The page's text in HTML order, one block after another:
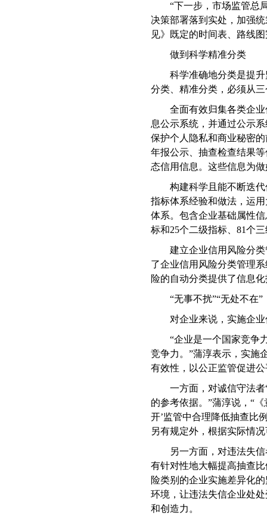
“下一步，市场监管总
决策部署落到实处，加强
见》既定的时间表、路线
做到科学精准分类
科学准确地分类是提
分类、精准分类，必须从
全面有效归集各类企
息公示系统，并通过公示
保护个人隐私和商业秘密
年报公示、抽查检查结果
态信用信息。这些信息为
构建科学且能不断迭
指标体系经验和做法，运
体系。包含企业基础属性
标和25个二级指标、 81个
建立企业信用风险分
了企业信用风险分类管理
险的自动分类提供了信息
“无事不扰”“无处不在”
对企业来说，实施企
“企业是一个国家竞争
竞争力。”蒲淳表示，实施
有效性，以公正监管促进
一方面，对诚信守法
的参考依据。”蒲淳说，“
开’监管中合理降低抽查比
另有规定外，根据实际情
另一方面，对违法失
有针对性地大幅提高抽查
险类别的企业实施差异化
环境，让违法失信企业处
和创造力。